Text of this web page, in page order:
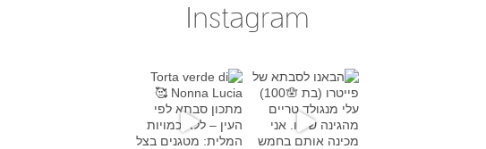
Instagram
Torta verde di Nonna Lucia מתכון סבת